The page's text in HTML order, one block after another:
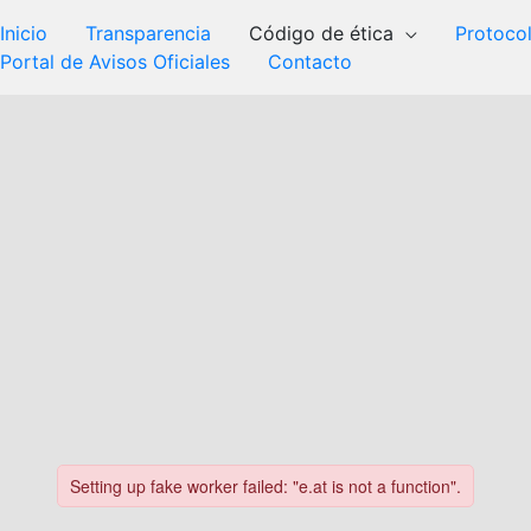
Inicio Transparencia Código de ética
Portal de Avisos Oficiales
Contacto